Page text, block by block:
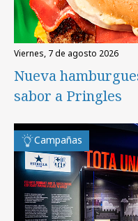
viernes, 7 de agosto 2026
Nueva
sabor a Pringles
Campañas